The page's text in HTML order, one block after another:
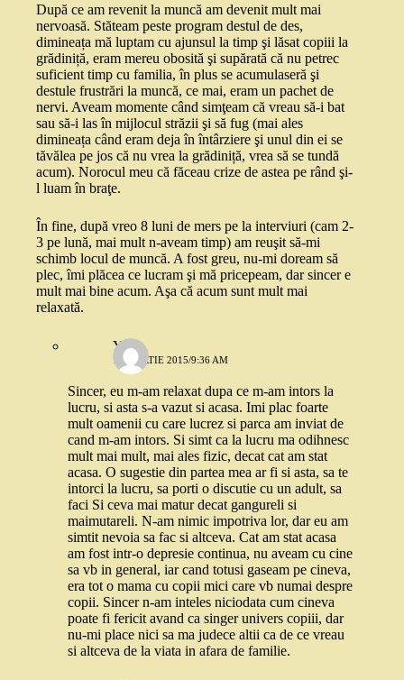
După ce am revenit la muncă am devenit mult mai
nervoasă. Stăteam peste program destul de des,
dimineața mă luptam cu ajunsul la timp şi lăsat copiii la
grădiniță, eram mereu obosită şi supărată că nu petrec
suficient timp cu familia, în plus se acumulaseră şi
destule frustrări la muncă, ce mai, eram un pachet de
nervi. Aveam momente când simţeam că vreau să-i bat
sau să-i las în mijlocul străzii şi să fug (mai ales
dimineața când eram deja în întârziere şi unul din ei se
tăvălea pe jos că nu vrea la grădiniță, vrea să se tundă
acum). Norocul meu că făceau crize de astea pe rând şi-
l luam în braţe.
În fine, după vreo 8 luni de mers pe la interviuri (cam 2-
3 pe lună, mai mult n-aveam timp) am reuşit să-mi
schimb locul de muncă. A fost greu, nu-mi doream să
plec, îmi plăcea ce lucram şi mă pricepeam, dar sincer e
mult mai bine acum. Aşa că acum sunt mult mai
relaxată.
Yoyo
13 MARTIE 2015/9:36 AM
Sincer, eu m-am relaxat dupa ce m-am intors la
lucru, si asta s-a vazut si acasa. Imi plac foarte
mult oamenii cu care lucrez si parca am inviat de
cand m-am intors. Si simt ca la lucru ma odihnesc
mult mai mult, mai ales fizic, decat cat am stat
acasa. O sugestie din partea mea ar fi si asta, sa te
intorci la lucru, sa porti o discutie cu un adult, sa
faci Si ceva mai matur decat gangureli si
maimutareli. N-am nimic impotriva lor, dar eu am
simtit nevoia sa fac si altceva. Cat am stat acasa
am fost intr-o depresie continua, nu aveam cu cine
sa vb in general, iar cand totusi gaseam pe cineva,
era tot o mama cu copii mici care vb numai despre
copii. Sincer n-am inteles niciodata cum cineva
poate fi fericit avand ca singer univers copiii, dar
nu-mi place nici sa ma judece altii ca de ce vreau
si altceva de la viata in afara de familie.